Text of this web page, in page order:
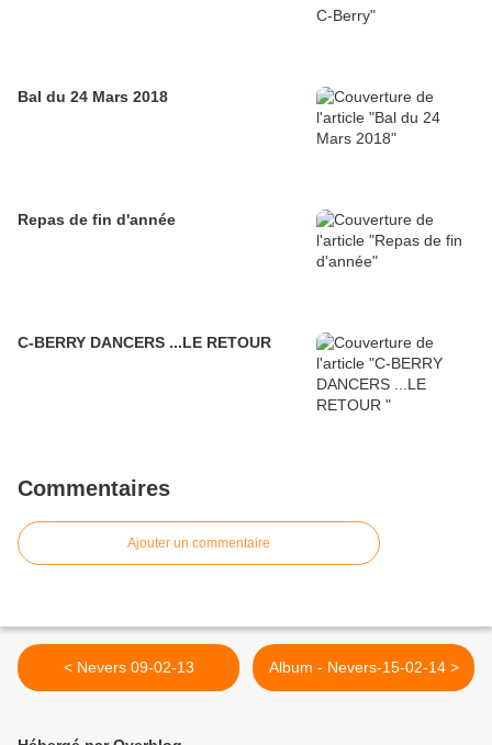
Bal du 24 Mars 2018
Repas de fin d'année
C-BERRY DANCERS ...LE RETOUR
Commentaires
Ajouter un commentaire
< Nevers 09-02-13 Album - Nevers-15-02-14 >